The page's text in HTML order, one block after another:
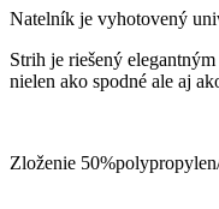
Natelník je vyhotovený
Strih je riešený
nielen ako spodné ale aj
Zloženie